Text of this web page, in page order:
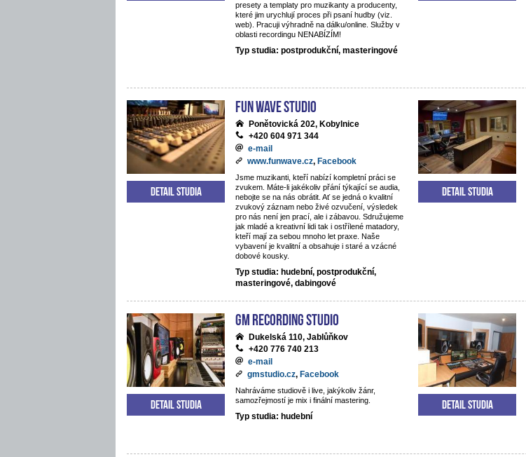
presety a templaty pro muzikanty a producenty,
které jim urychlují proces při psaní hudby (viz.
web). Pracuji výhradně na dálku/online. Služby v
oblasti recordingu NENABÍZÍM!
Typ studia: postprodukční, masteringové
Fun Wave Studio
Ponětovická 202, Kobylnice
+420 604 971 344
e-mail
www.funwave.cz, Facebook
Jsme muzikanti, kteří nabízí kompletní práci se
zvukem. Máte-li jakékoliv přání týkající se audia,
nebojte se na nás obrátit. Ať se jedná o kvalitní
zvukový záznam nebo živé ozvučení, výsledek
pro nás není jen prací, ale i zábavou. Sdružujeme
jak mladé a kreativní lidi tak i ostřílené matadory,
kteří mají za sebou mnoho let praxe. Naše
vybavení je kvalitní a obsahuje i staré a vzácné
dobové kousky.
Typ studia: hudební, postprodukční,
masteringové, dabingové
Detail studia Detail studia
GM Recording Studio
Dukelská 110, Jablůňkov
+420 776 740 213
e-mail
gmstudio.cz, Facebook
Nahráváme studiově i live, jakýkoliv žánr,
samozřejmostí je mix i finální mastering.
Typ studia: hudební
Detail studia Detail studia